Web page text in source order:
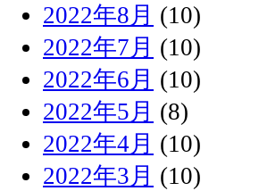
2022年8月 (10)
2022年7月 (10)
2022年6月 (10)
2022年5月 (8)
2022年4月 (10)
2022年3月 (10)